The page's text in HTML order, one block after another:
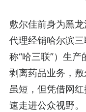
敷尔佳前身为黑
代理经销哈尔滨
称“哈三联”）生
剥离药品业务，
虽短，但凭借网
速走进公众视野。